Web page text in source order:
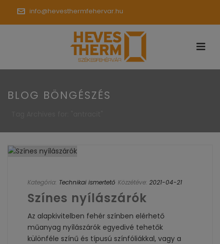
info@hevesthermfehervar.hu
BLOG BÖNGÉSZÉS
Kategória: Technikai ismertető Közzétéve: 2021-04-21
Színes nyílászárók
Az alapkivitelben fehér színben elérhető
műanyag nyílászárók egyedivé tehetők
különféle színű és típusú színfóliákkal, vagy a